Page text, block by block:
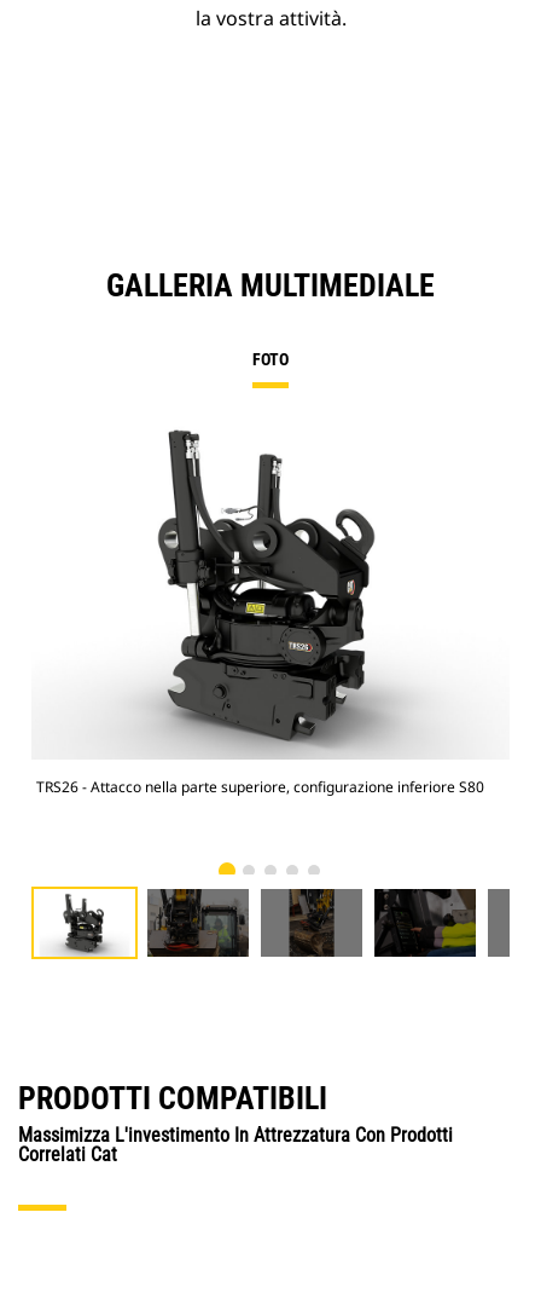
la vostra attività.
GALLERIA MULTIMEDIALE
FOTO
TRS26 - Attacco nella parte superiore, configurazione inferiore S80
PRODOTTI COMPATIBILI
Massimizza L'investimento In Attrezzatura Con Prodotti
Correlati Cat